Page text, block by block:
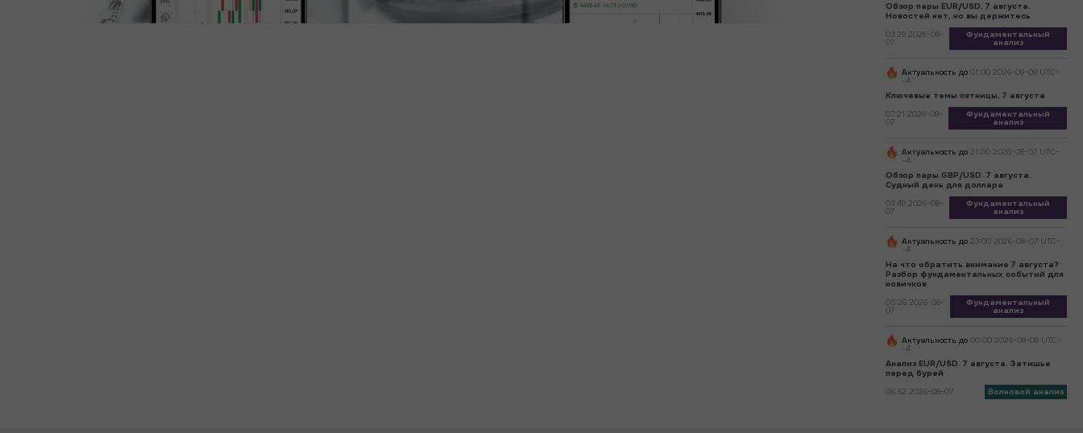
Обзор пары EUR/USD. 7 августа.
Новостей нет, но вы держитесь
03:29 2026-08-
07
Фундаментальный
анализ
Актуальность до 01:00 2026-08-08 UTC-
-4
Ключевые темы пятницы, 7 августа
07:21 2026-08-
07
Фундаментальный
анализ
Актуальность до 21:00 2026-08-07 UTC-
-4
Обзор пары GBP/USD. 7 августа.
Судный день для доллара
03:49 2026-08-
07
Фундаментальный
анализ
Актуальность до 23:00 2026-08-07 UTC-
-4
На что обратить внимание 7 августа?
Разбор фундаментальных событий для
новичков
05:26 2026-08-
07
Фундаментальный
анализ
Актуальность до 00:00 2026-08-08 UTC-
-4
Анализ EUR/USD. 7 августа. Затишье
перед бурей
06:52 2026-08-07
Волновой анализ